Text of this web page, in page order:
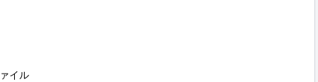
イル